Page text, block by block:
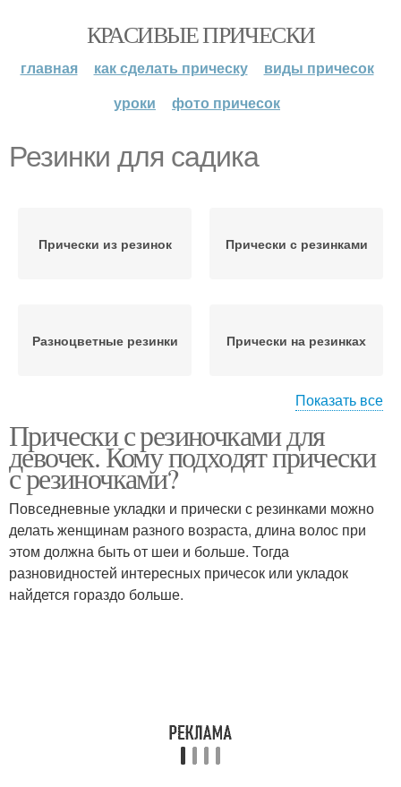
КРАСИВЫЕ ПРИЧЕСКИ
главная как сделать прическу
виды причесок
уроки
фото причесок
Резинки для садика
Прически из резинок Прически с резинками
Разноцветные резинки Прически на резинках
Водопад с резинками Резинки для взрослых
Косы с резинками Легкие в садик
Показать все
Прически с резиночками для
девочек. Кому подходят прически
с резиночками?
Повседневные укладки и прически с резинками можно
делать женщинам разного возраста, длина волос при
этом должна быть от шеи и больше. Тогда
разновидностей интересных причесок или укладок
найдется гораздо больше.